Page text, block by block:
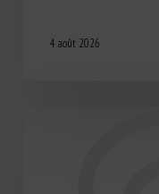
4 août 2026